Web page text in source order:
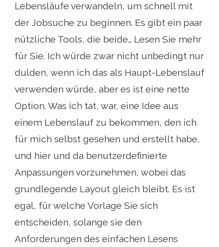
Lebensläufe verwandeln, um schnell mit
der Jobsuche zu beginnen. Es gibt ein paar
nützliche Tools, die beide… Lesen Sie mehr
für Sie. Ich würde zwar nicht unbedingt nur
dulden, wenn ich das als Haupt-Lebenslauf
verwenden würde, aber es ist eine nette
Option. Was ich tat, war, eine Idee aus
einem Lebenslauf zu bekommen, den ich
für mich selbst gesehen und erstellt habe,
und hier und da benutzerdefinierte
Anpassungen vorzunehmen, wobei das
grundlegende Layout gleich bleibt. Es ist
egal, für welche Vorlage Sie sich
entscheiden, solange sie den
Anforderungen des einfachen Lesens